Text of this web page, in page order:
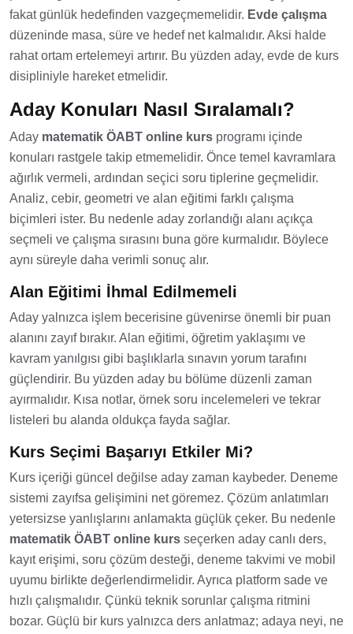
fakat günlük hedefinden vazgeçmemelidir. Evde çalışma
düzeninde masa, süre ve hedef net kalmalıdır. Aksi halde
rahat ortam ertelemeyi artırır. Bu yüzden aday, evde de kurs
disipliniyle hareket etmelidir.
Aday Konuları Nasıl Sıralamalı?
Aday matematik ÖABT online kurs programı içinde
konuları rastgele takip etmemelidir. Önce temel kavramlara
ağırlık vermeli, ardından seçici soru tiplerine geçmelidir.
Analiz, cebir, geometri ve alan eğitimi farklı çalışma
biçimleri ister. Bu nedenle aday zorlandığı alanı açıkça
seçmeli ve çalışma sırasını buna göre kurmalıdır. Böylece
aynı süreyle daha verimli sonuç alır.
Alan Eğitimi İhmal Edilmemeli
Aday yalnızca işlem becerisine güvenirse önemli bir puan
alanını zayıf bırakır. Alan eğitimi, öğretim yaklaşımı ve
kavram yanılgısı gibi başlıklarla sınavın yorum tarafını
güçlendirir. Bu yüzden aday bu bölüme düzenli zaman
ayırmalıdır. Kısa notlar, örnek soru incelemeleri ve tekrar
listeleri bu alanda oldukça fayda sağlar.
Kurs Seçimi Başarıyı Etkiler Mi?
Kurs içeriği güncel değilse aday zaman kaybeder. Deneme
sistemi zayıfsa gelişimini net göremez. Çözüm anlatımları
yetersizse yanlışlarını anlamakta güçlük çeker. Bu nedenle
matematik ÖABT online kurs seçerken aday canlı ders,
kayıt erişimi, soru çözüm desteği, deneme takvimi ve mobil
uyumu birlikte değerlendirmelidir. Ayrıca platform sade ve
hızlı çalışmalıdır. Çünkü teknik sorunlar çalışma ritmini
bozar. Güçlü bir kurs yalnızca ders anlatmaz; adaya neyi, ne